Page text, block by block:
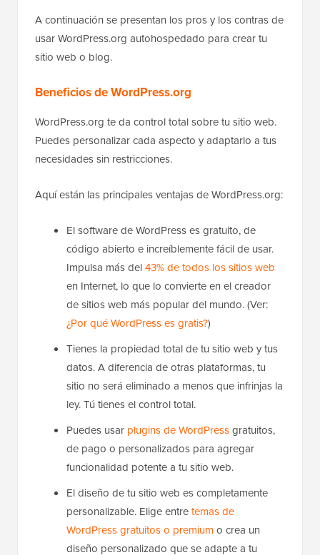
A continuación se presentan los pros y los contras de
usar WordPress.org autohospedado para crear tu
sitio web o blog.
Beneficios de WordPress.org
WordPress.org te da control total sobre tu sitio web.
Puedes personalizar cada aspecto y adaptarlo a tus
necesidades sin restricciones.
Aquí están las principales ventajas de WordPress.org:
El software de WordPress es gratuito, de
código abierto e increíblemente fácil de usar.
Impulsa más del43% de todos los sitios web
en Internet, lo que lo convierte en el creador
de sitios web más popular del mundo. (Ver:
¿Por qué WordPress es gratis?)
Tienes la propiedad total de tu sitio web y tus
datos. A diferencia de otras plataformas, tu
sitio no será eliminado a menos que infrinjas la
ley. Tú tienes el control total.
Puedes usar plugins de WordPressgratuitos,
de pago o personalizados para agregar
funcionalidad potente a tu sitio web.
El diseño de tu sitio web es completamente
personalizable. Elige entretemas de
WordPress gratuitos o premium o crea un
diseño personalizado que se adapte a tu